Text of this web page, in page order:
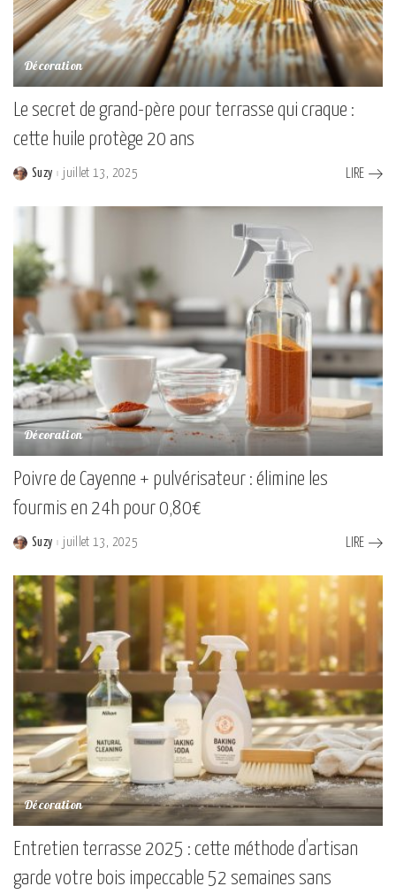
Décoration
Le secret de grand-père pour terrasse qui craque :
cette huile protège 20 ans
Posted
Suzy juillet 13, 2025 LIRE
Décoration
Poivre de Cayenne + pulvérisateur : élimine les
fourmis en 24h pour 0,80€
Posted
Suzy juillet 13, 2025 LIRE
Décoration
Entretien terrasse 2025 : cette méthode d’artisan
garde votre bois impeccable 52 semaines sans